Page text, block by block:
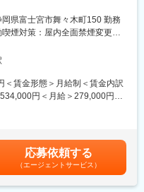
じて社会に貢献する」を実現
を行い、患者様へタイムリー
では、製造管理技術（効率・
の実践を通じて、スキルや技
持つ当社でカテーテルを中心
知識を身につけることができ
ザー工場です。心臓や脳外科
ルやECMO（体外式膜型人工
貫して対応しています。特
用ガイドワイヤーは世界シェ
計から、病院用の体温計、血
広い製品ラインナップを持っ
伴い、外部委託の推進やスピー
の品質管理、生産管理サポー
します。
県富士宮市舞々木町150 勤務
煙対策：屋内全面禁煙変更の
＜賃金形態＞月給制＜賃金内訳
円＜月給＞279,000円～
があります。月給(月額)は固定手
応募依頼する
（エージェントサービス）